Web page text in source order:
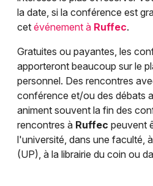
la date, si la conférence est
cet événement à Ruffec.
Gratuites ou payantes, les
apporteront beaucoup sur le
personnel. Des rencontres
conférence et/ou des débats
animent souvent la fin des
rencontres à Ruffec peuvent
l'université, dans une faculté,
(UP), à la librairie du coin ou